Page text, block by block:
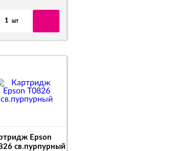
1 шт
Epson
св.пурпурный